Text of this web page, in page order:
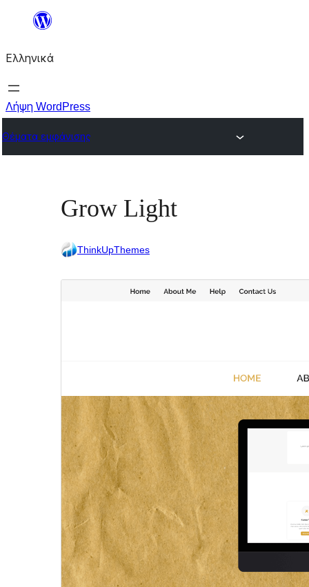
Μετάβαση
περιεχόμενο
Ελληνικά
Λήψη WordPress
Θέματα εμφάνισης
Grow Light
ThinkUpThemes